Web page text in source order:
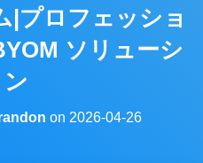
V
I
G
A
|プロフェッショ
ソリューシ
ン
on 2026-04-26